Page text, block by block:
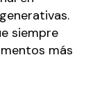
siempre
más